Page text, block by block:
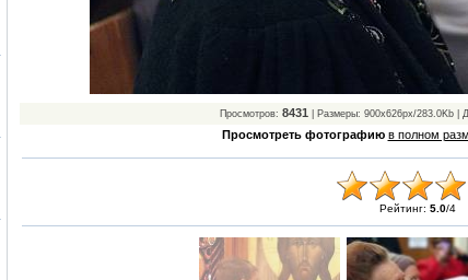
Просмотров: 8431 | Размеры: 900x626px/283.0Kb |
Просмотреть фотографию в полном
Рейтинг: 5.0/4